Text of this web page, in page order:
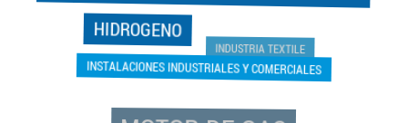
HIDROGENO
INDUSTRIA TEXTILE
INSTALACIONES INDUSTRIALES Y COMERCIALES